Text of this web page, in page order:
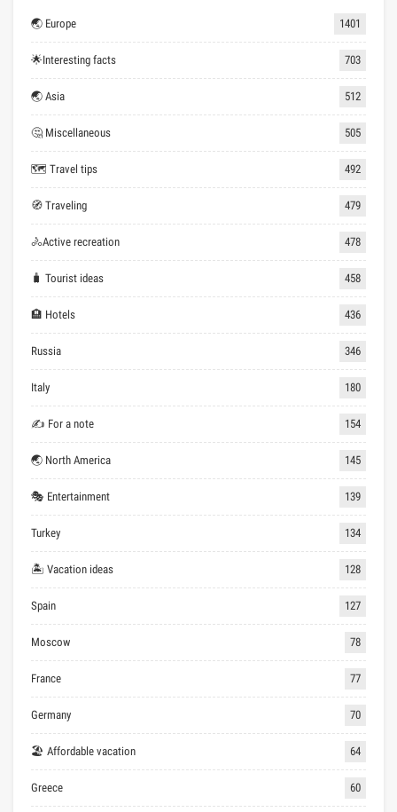
🌏 Europe 1401
🌟Interesting facts 703
🌏 Asia 512
🤔 Miscellaneous 505
🗺 Travel tips 492
🧭 Traveling 479
🚴Active recreation 478
🧳 Tourist ideas 458
🏨 Hotels 436
Russia 346
Italy 180
✍ For a note 154
🌏 North America 145
🎭 Entertainment 139
Turkey 134
🏝 Vacation ideas 128
Spain 127
Moscow 78
France 77
Germany 70
🏖 Affordable vacation 64
Greece 60